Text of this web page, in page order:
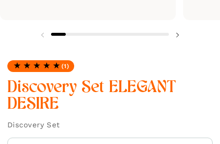
Ocjena: 5.0 od 5
(1)
Discovery Set ELEGANT
DESIRE
Discovery Set